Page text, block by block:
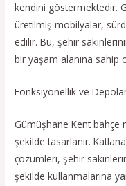
kendini göstermektedir.
üretilmiş mobilyalar,
edilir. Bu, şehir
bir yaşam alanına sahip
Fonksiyonellik ve
Gümüşhane Kent bahçe
şekilde tasarlanır.
çözümleri, şehir
şekilde kullanmalarına